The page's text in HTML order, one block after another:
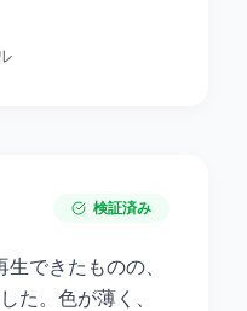
検証済み
できたものの、
た。色が薄く、